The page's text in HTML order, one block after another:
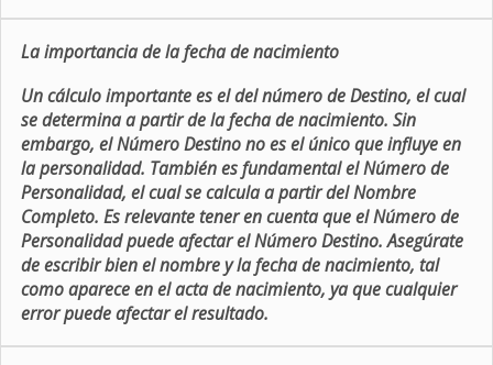
La importancia de la fecha de nacimiento
Un cálculo importante es el del número de Destino, el cual
se determina a partir de la fecha de nacimiento. Sin
embargo, el Número Destino no es el único que influye en
la personalidad. También es fundamental el Número de
Personalidad, el cual se calcula a partir del Nombre
Completo. Es relevante tener en cuenta que el Número de
Personalidad puede afectar el Número Destino. Asegúrate
de escribir bien el nombre y la fecha de nacimiento, tal
como aparece en el acta de nacimiento, ya que cualquier
error puede afectar el resultado.